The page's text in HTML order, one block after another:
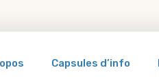
Capsules d’info